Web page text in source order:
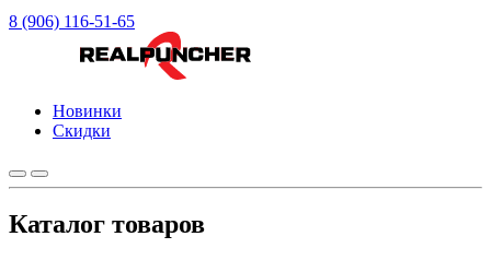
8 (906) 116-51-65
Новинки
Скидки
Каталог товаров